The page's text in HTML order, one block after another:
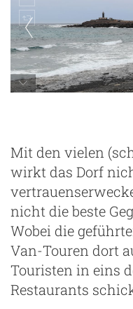
Mit den vielen
wirkt das Dorf
nicht die beste
Wobei die
Van-Touren dort
Touristen in eins
Restaurants